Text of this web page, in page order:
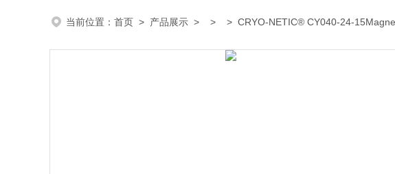
当前位置： 首页 > 产品展示 > > > CRYO-NETIC® CY040-24-